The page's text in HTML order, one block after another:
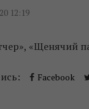
12:19
«Щенячий
Facebook